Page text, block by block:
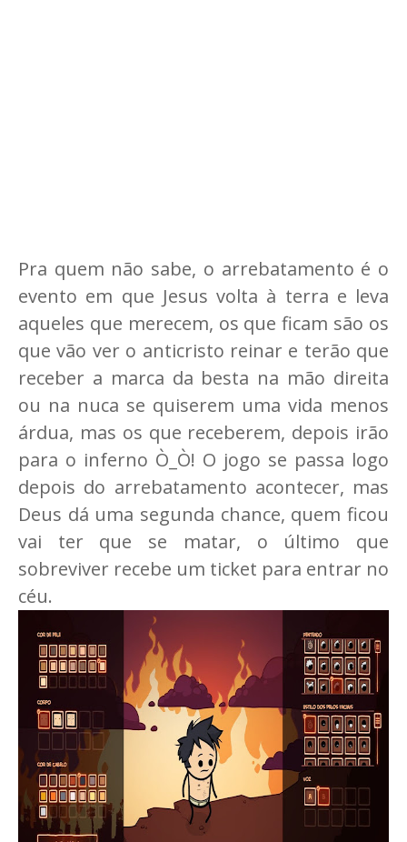
Pra quem não sabe, o arrebatamento é o
evento em que Jesus volta à terra e leva
aqueles que merecem, os que ficam são os
que vão ver o anticristo reinar e terão que
receber a marca da besta na mão direita
ou na nuca se quiserem uma vida menos
árdua, mas os que receberem, depois irão
para o inferno Ò_Ò! O jogo se passa logo
depois do arrebatamento acontecer, mas
Deus dá uma segunda chance, quem ficou
vai ter que se matar, o último que
sobreviver recebe um ticket para entrar no
céu.